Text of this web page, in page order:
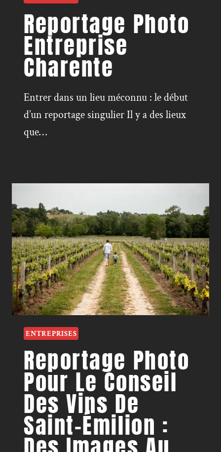
Reportage Photo
Entreprise
Charente
Entrer dans un lieu méconnu : le début
d’un reportage singulier Il y a des lieux
que…
ENTREPRISES
Reportage Photo
Pour Le Conseil
Des Vins De
Saint-Émilion :